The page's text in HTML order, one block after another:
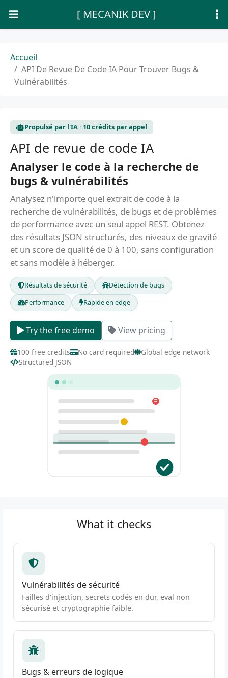
[ MECANIK DEV ]
Accueil
API De Revue De Code IA Pour Trouver Bugs &
Vulnérabilités
Propulsé par l'IA · 10 crédits par appel
API de revue de code IA
Analyser le code à la recherche de
bugs & vulnérabilités
Analysez n'importe quel extrait de code à la
recherche de vulnérabilités, de bugs et de problèmes
de performance avec un seul appel REST. Obtenez
des résultats JSON structurés, des niveaux de gravité
et un score de qualité de 0 à 100, sans configuration
et sans modèle à héberger.
Résultats de sécurité
Détection de bugs
Performance
Rapide en edge
Try the free demo View pricing
100 free credits No card required
Global edge network
Structured JSON
What it checks
Vulnérabilités de sécurité
Failles d'injection, secrets codés en dur, eval non
sécurisé et cryptographie faible.
Bugs & erreurs de logique